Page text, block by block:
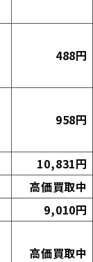
488円
958円
10,831円
高価買取中
9,010円
高価買取中